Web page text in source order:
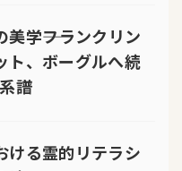
学――フランクリン
ト、ボーグルへ続
譜
ける霊的リテラシ